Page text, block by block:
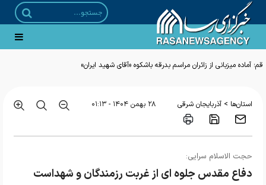
قم؛ آماده میزبانی از زائران مراسم بدرقه باشکوه «آقای شهید ایران»
استان‌ها > آذربایجان شرقی ۲۸ بهمن ۱۴۰۴ - ۰۱:۱۳
حجت الاسلام سرایی:
دفاع مقدس جلوه ای از غربت رزمندگان و شهداست